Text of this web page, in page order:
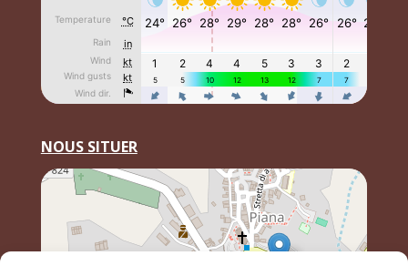
NOUS SITUER